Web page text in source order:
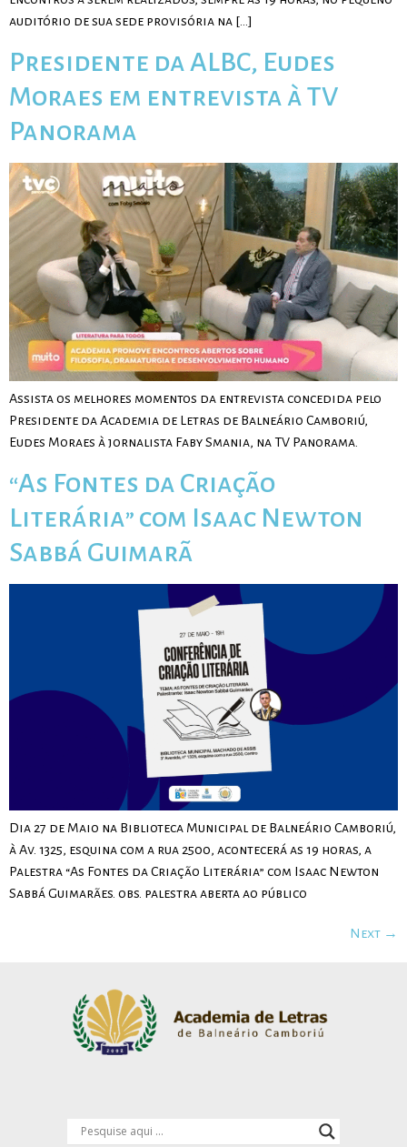
auditório de sua sede provisória na […]
Presidente da ALBC, Eudes
Moraes em entrevista à TV
Panorama
Assista os melhores momentos da entrevista concedida pelo
Presidente da Academia de Letras de Balneário Camboriú,
Eudes Moraes à jornalista Faby Smania, na TV Panorama.
“As Fontes da Criação
Literária” com Isaac Newton
Sabbá Guimarã
Dia 27 de Maio na Biblioteca Municipal de Balneário Camboriú,
à Av. 1325, esquina com a rua 2500, acontecerá as 19 horas, a
Palestra “As Fontes da Criação Literária” com Isaac Newton
Sabbá Guimarães. obs. palestra aberta ao público
Next →